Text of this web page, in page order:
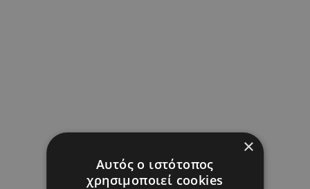
×
Αυτός ο ιστότοπος
χρησιμοποιεί cookies